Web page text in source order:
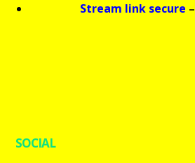
Stream link secure –
SOCIAL